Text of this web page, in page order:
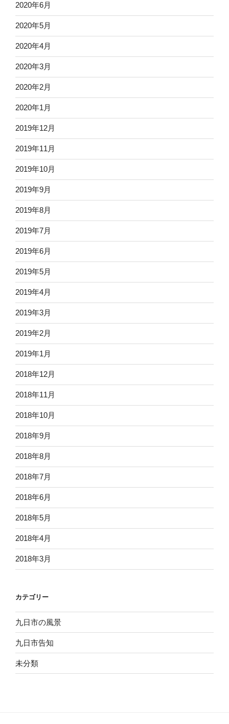
2020年6月
2020年5月
2020年4月
2020年3月
2020年2月
2020年1月
2019年12月
2019年11月
2019年10月
2019年9月
2019年8月
2019年7月
2019年6月
2019年5月
2019年4月
2019年3月
2019年2月
2019年1月
2018年12月
2018年11月
2018年10月
2018年9月
2018年8月
2018年7月
2018年6月
2018年5月
2018年4月
2018年3月
カテゴリー
九日市の風景
九日市告知
未分類